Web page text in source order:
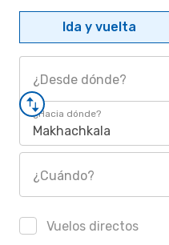
Ida y vuelta
¿Desde dónde?
¿Hacia dónde?
Makhachkala
¿Cuándo?
Vuelos directos